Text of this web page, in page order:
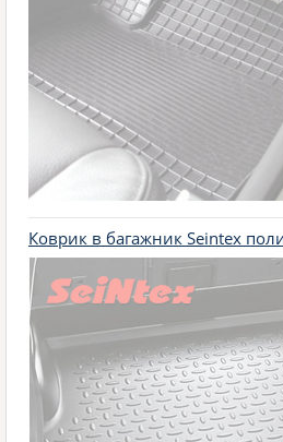
Коврик в багажник Seintex